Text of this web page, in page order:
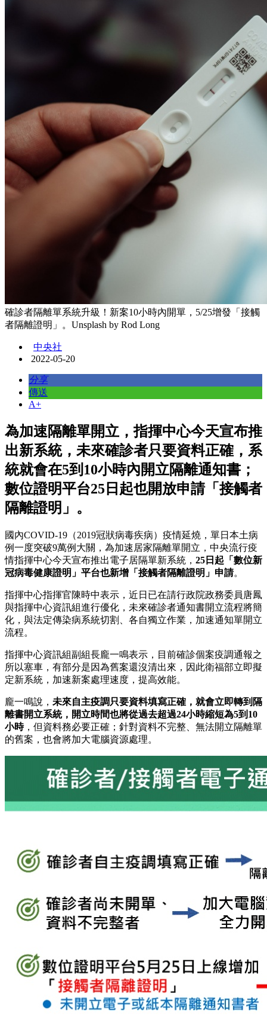
確診者隔離單系統升級！新案10小時內開單，5/25增發「接觸
者隔離證明」。Unsplash by Rod Long
中央社
2022-05-20
分享
傳送
A+
為加速隔離單開立，指揮中心今天宣布推
出新系統，未來確診者只要資料正確，系
統就會在5到10小時內開立隔離通知書；
數位證明平台25日起也開放申請「接觸者
隔離證明」。
國內COVID-19（2019冠狀病毒疾病）疫情延燒，單日本土病
例一度突破9萬例大關，為加速居家隔離單開立，中央流行疫
情指揮中心今天宣布推出電子居隔單新系統， 25日起「數位新
冠病毒健康證明」平台也新增「接觸者隔離證明」申請。
指揮中心指揮官陳時中表示，近日已在請行政院政務委員唐鳳
與指揮中心資訊組進行優化，未來確診者通知書開立流程將簡
化，與法定傳染病系統切割、各自獨立作業，加速通知單開立
流程。
指揮中心資訊組副組長龐一鳴表示，目前確診個案疫調通報之
所以塞車，有部分是因為舊案還沒清出來，因此衛福部立即擬
定新系統，加速新案處理速度，提高效能。
龐一鳴說， 未來自主疫調只要資料填寫正確，就會立即轉到隔
離書開立系統，開立時間也將從過去超過24小時縮短為5到10
小時，但資料務必要正確；針對資料不完整、無法開立隔離單
的舊案，也會將加大電腦資源處理。